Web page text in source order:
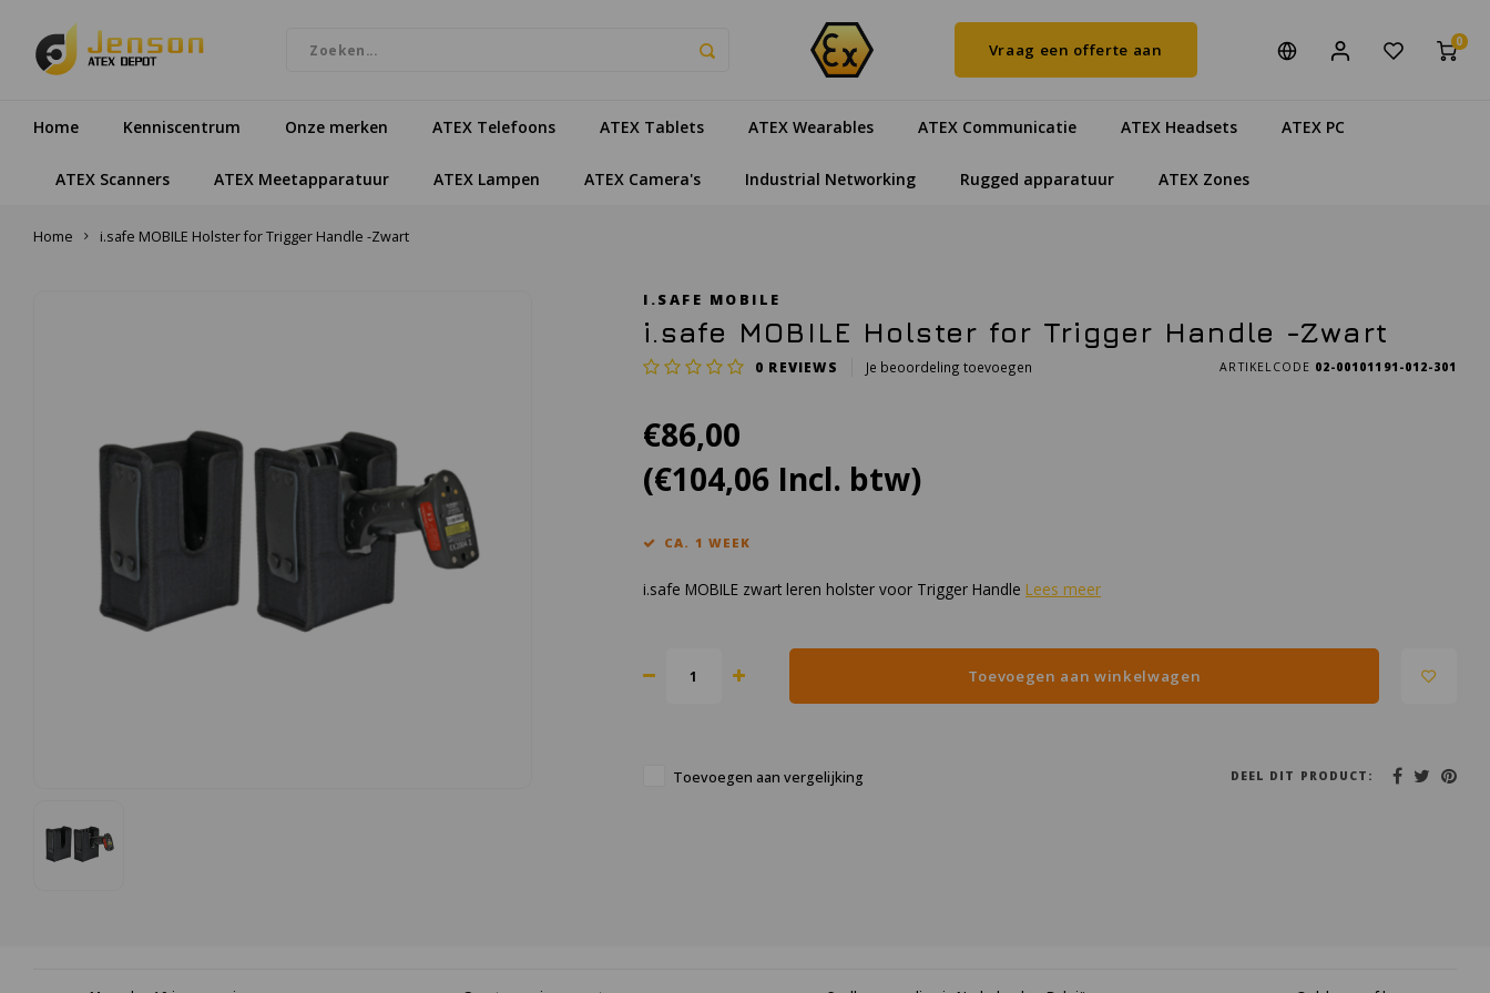
Vraag een offerte aan 0
Home Kenniscentrum Onze merken ATEX Telefoons ATEX Tablets ATEX Wearables ATEX Communicatie ATEX Headsets ATEX PC
ATEX Scanners ATEX Meetapparatuur ATEX Lampen ATEX Camera's Industrial Networking Rugged apparatuur ATEX Zones
Home i.safe MOBILE Holster for Trigger Handle -Zwart
I.SAFE MOBILE
i.safe MOBILE Holster for Trigger Handle -Zwart
0 REVIEWS Je beoordeling toevoegen ARTIKELCODE 02-00101191-012-301
€86,00
(€104,06 Incl. btw)
CA. 1 WEEK
i.safe MOBILE zwart leren holster voor Trigger Handle Lees meer
Toevoegen aan winkelwagen
Toevoegen aan vergelijking DEEL DIT PRODUCT: